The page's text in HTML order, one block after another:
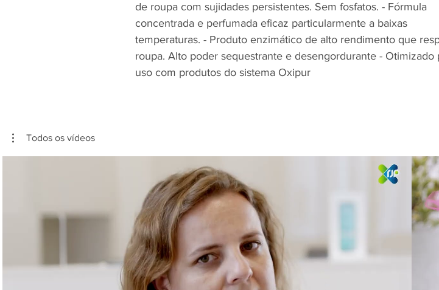
de roupa com sujidades persistentes. Sem fosfatos. - Fórmula
concentrada e perfumada eficaz particularmente a baixas
temperaturas. - Produto enzimático de alto rendimento que
roupa. Alto poder sequestrante e desengordurante - Otimizado
uso com produtos do sistema Oxipur
Todos os vídeos
Reproduzir vídeo